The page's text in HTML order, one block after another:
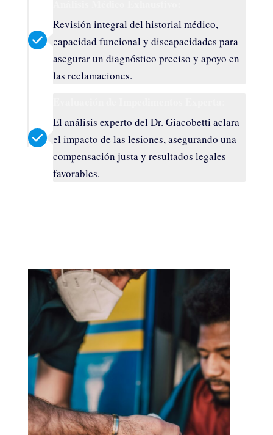
Revisión integral del historial médico,
capacidad funcional y discapacidades para
asegurar un diagnóstico preciso y apoyo en
las reclamaciones.
El análisis experto del Dr. Giacobetti aclara
el impacto de las lesiones, asegurando una
compensación justa y resultados legales
favorables.